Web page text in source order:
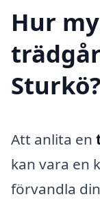
Hur
Sturkö?
Att anlita en
kan vara en
förvandla